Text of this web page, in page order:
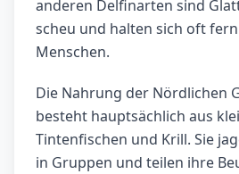
anderen Delfinarten sind
scheu und halten sich oft
Menschen.
Die Nahrung der Nördlichen
besteht hauptsächlich aus
Tintenfischen und Krill. Sie
in Gruppen und teilen ihre